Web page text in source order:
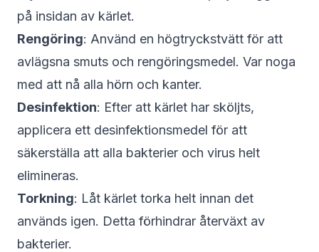
på insidan av kärlet.
Rengöring: Använd en högtryckstvätt för att
avlägsna smuts och rengöringsmedel. Var noga
med att nå alla hörn och kanter.
Desinfektion: Efter att kärlet har sköljts,
applicera ett desinfektionsmedel för att
säkerställa att alla bakterier och virus helt
elimineras.
Torkning: Låt kärlet torka helt innan det
används igen. Detta förhindrar återväxt av
bakterier.